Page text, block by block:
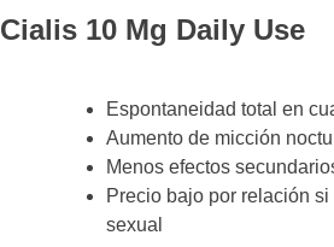
Cialis 10 Mg Daily Use
Espontaneidad total en
Aumento de micción
Menos efectos
Precio bajo por relación
sexual